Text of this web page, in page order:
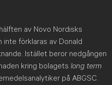
av Novo Nordisks
inte förklaras av Donald
Istället beror nedgången
kring bolagets long term
på ABGSC.